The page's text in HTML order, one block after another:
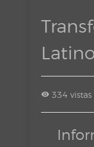
334 vistas